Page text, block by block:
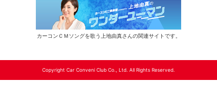
カーコンＣＭソングを歌う上地由真さんの関連サイトです。
Copyright Car Conveni Club Co., Ltd. All Rights Reserved.